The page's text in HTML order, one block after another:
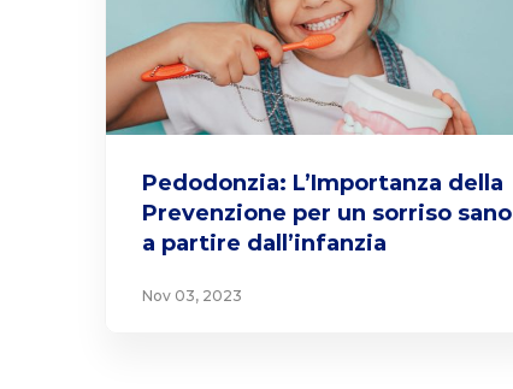
Pedodonzia: L’Importanza della
Prevenzione per un sorriso sano
a partire dall’infanzia
Nov 03, 2023